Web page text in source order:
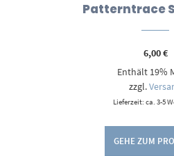
Patterntrace
6,00€
Enthält 19%
zzgl.
Lieferzeit: ca. 3-5
GEHE ZUM